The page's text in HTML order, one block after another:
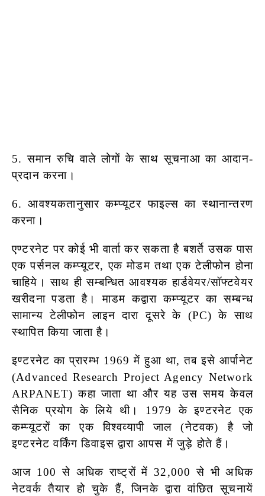
5. समान रुचि वाले लोगों के साथ सूचनाआ का आदान-
प्रदान करना।
6. आवश्यकतानुसार कम्प्यूटर फाइल्स का स्थानान्तरण
करना।
एण्टरनेट पर कोई भी वार्ता कर सकता है बशर्ते उसक पास
एक पर्सनल कम्प्यूटर, एक मोडम तथाएक टेलीफोन होना
चाहिये। साथ ही सम्बन्धित आवश्यक हार्डवेयर/सॉफ्टवेयर
खरीदना पडता है। माडम कद्वारा कम्प्यूटर का सम्बन्ध
सामान्य टेलीफोन लाइन दारा दूसरे के (PC) के साथ
स्थापित किया जाता है।
इण्टरनेट का प्रारम्भ 1969 में हुआ था, तब इसे आर्पानेट
(Advanced Research Project Agency Network
ARPANET)कहा जाता था और यह उस समय केवल
सैनिक प्रयोग के लिये थी। 1979 के इण्टरनेट एक
कम्प्यूटरों का एक विश्वव्यापी जाल (नेटवक) है जो
इण्टरनेट वर्किंग डिवाइस द्वारा आपस में जुड़े होते हैं।
आज 100 से अधिक राष्ट्रों में 32,000 से भी अधिक
नेटवर्क तैयार हो चुके हैं, जिनके द्वारा वांछितसूचनायें